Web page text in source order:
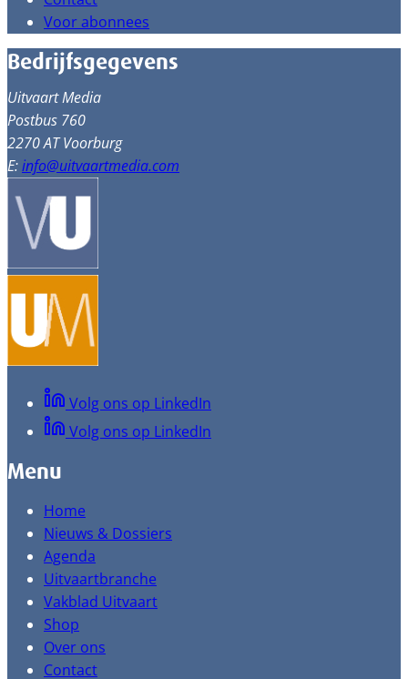
Voor abonnees
Bedrijfsgegevens
Uitvaart Media
Postbus 760
2270 AT Voorburg
E:info@uitvaartmedia.com
Volg ons op LinkedIn
Volg ons op LinkedIn
Menu
Home
Nieuws & Dossiers
Agenda
Uitvaartbranche
Vakblad Uitvaart
Shop
Over ons
Contact